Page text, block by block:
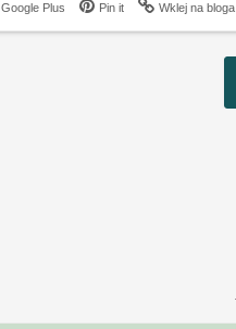
Google Plus Pin it Wklej na bloga